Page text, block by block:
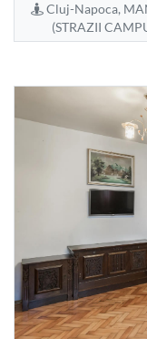
Cluj-Napoca,
(STRAZII